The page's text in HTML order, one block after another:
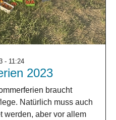
- 11:24
2023
braucht
Natürlich muss auch
werden, aber vor allem